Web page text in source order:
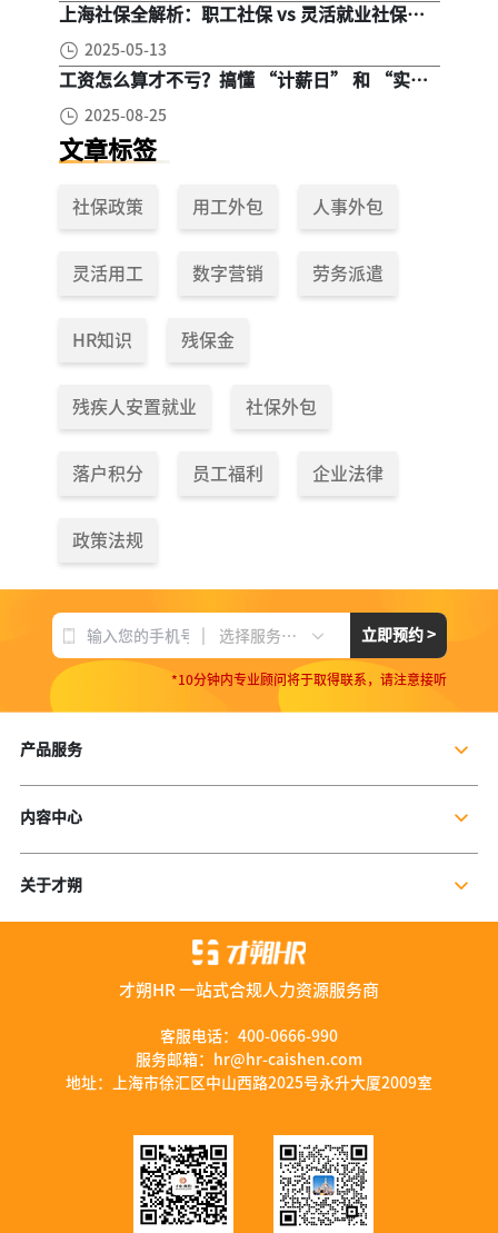
上海社保全解析：职工社保 vs 灵活就业社保，
2025-05-13
工资怎么算才不亏？搞懂 “计薪日” 和 “实际
2025-08-25
文章标签
社保政策 用工外包 人事外包
灵活用工 数字营销 劳务派遣
HR知识 残保金
残疾人安置就业 社保外包
落户积分 员工福利 企业法律
政策法规
选择服务项目 立即预约 >
*10分钟内专业顾问将于取得联系，请注意接听
产品服务
企业社保服务
个人社保服务
残保金规划
内容中心
公司新闻
行业干货
关于才朔
公司介绍
才朔HR 一站式合规人力资源服务商
客服电话： 400-0666-990
服务邮箱：
hr@hr-caishen.com
地址：上海市徐汇区中山西路2025号永升大厦2009室